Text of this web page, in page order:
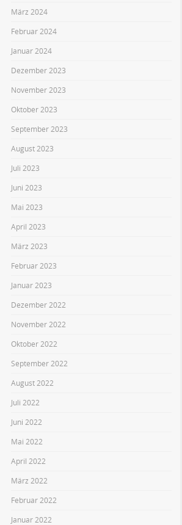
März 2024
Februar 2024
Januar 2024
Dezember 2023
November 2023
Oktober 2023
September 2023
August 2023
Juli 2023
Juni 2023
Mai 2023
April 2023
März 2023
Februar 2023
Januar 2023
Dezember 2022
November 2022
Oktober 2022
September 2022
August 2022
Juli 2022
Juni 2022
Mai 2022
April 2022
März 2022
Februar 2022
Januar 2022